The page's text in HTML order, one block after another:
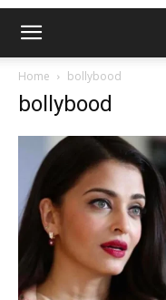
Home bollybood
bollybood